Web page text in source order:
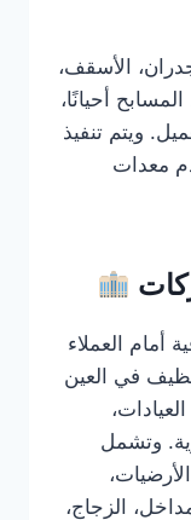
الأسقف،
أحيانًا،
ويتم تنفيذ
معدات
أمام العملاء
في العين
وتشمل
الزجاج،